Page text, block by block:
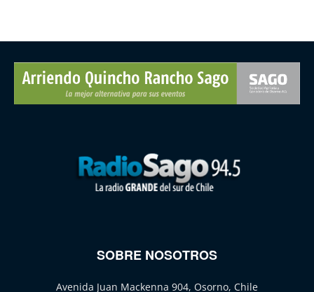
SOBRE NOSOTROS
Avenida Juan Mackenna 904, Osorno, Chile